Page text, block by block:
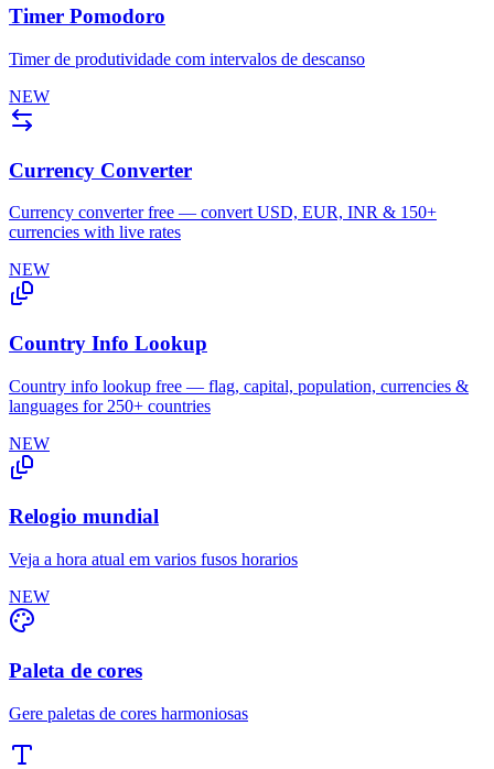
Timer Pomodoro
Timer de produtividade com intervalos de descanso
NEW
Currency Converter
Currency converter free — convert USD, EUR, INR & 150+
currencies with live rates
NEW
Country Info Lookup
Country info lookup free — flag, capital, population, currencies &
languages for 250+ countries
NEW
Relogio mundial
Veja a hora atual em varios fusos horarios
NEW
Paleta de cores
Gere paletas de cores harmoniosas